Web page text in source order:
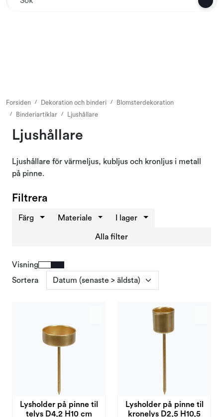
Forsiden Dekoration och binderi
Blomsterdekoration
Binderiartiklar
Ljushållare
Ljushållare
Ljushållare för värmeljus, kubljus och kronljus i metall
på pinne.
Filtrera
Färg Materiale I lager
Alla filter
Visning
Sortera
Lysholder på pinne til
telys D4,2 H10 cm
Lysholder på pinne til
kronelys D2,5 H10,5
Till butiken